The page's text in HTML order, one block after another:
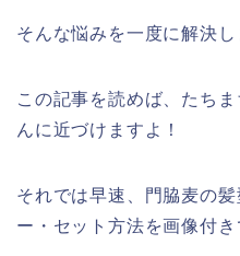
そんな悩みを一度に解決し
この記事を読めば、たち
んに近づけますよ！
それでは早速、門脇麦の
ー・セット方法を画像付